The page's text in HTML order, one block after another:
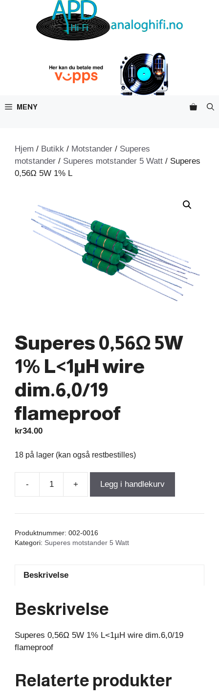
MENY
Hjem / Butikk / Motstander / Superes
motstander / Superes motstander 5 Watt / Superes
0,56Ω 5W 1% L
Superes 0,56Ω 5W
1% L<1µH wire
dim.6,0/19
flameproof
kr34.00
18 på lager (kan også restbestilles)
-
Superes
5W
L
+ Legg i handlekurv
Produktnummer: 002-0016
Kategori: Superes motstander 5 Watt
Beskrivelse
Beskrivelse
Superes 0,56Ω 5W 1% L<1µH wire dim.6,0/19
flameproof
Relaterte produkter